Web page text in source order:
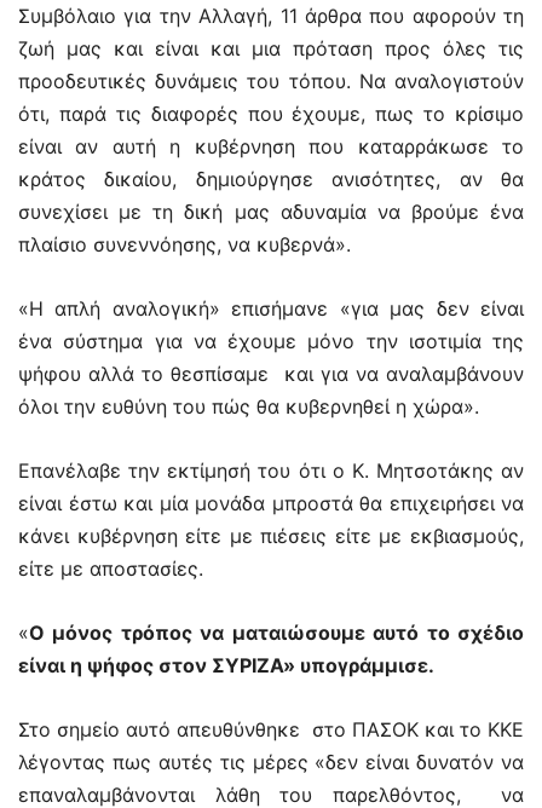
Συμβόλαιο για την Αλλαγή, 11 άρθρα που αφορούν τη
ζωή μας και είναι και μια πρόταση προς όλες τις
προοδευτικές δυνάμεις του τόπου. Να αναλογιστούν
ότι, παρά τις διαφορές που έχουμε, πως το κρίσιμο
είναι αν αυτή η κυβέρνηση που καταρράκωσε το
κράτος δικαίου, δημιούργησε ανισότητες, αν θα
συνεχίσει με τη δική μας αδυναμία να βρούμε ένα
πλαίσιο συνεννόησης, να κυβερνά».
«Η απλή αναλογική» επισήμανε «για μας δεν είναι
ένα σύστημα για να έχουμε μόνο την ισοτιμία της
ψήφου αλλά το θεσπίσαμε και για να αναλαμβάνουν
όλοι την ευθύνη του πώς θα κυβερνηθεί η χώρα».
Επανέλαβε την εκτίμησή του ότι ο Κ. Μητσοτάκης αν
είναι έστω και μία μονάδα μπροστά θα επιχειρήσει να
κάνει κυβέρνηση είτε με πιέσεις είτε με εκβιασμούς,
είτε με αποστασίες.
«Ο μόνος τρόπος να ματαιώσουμε αυτό το σχέδιο
είναι η ψήφος στον ΣΥΡΙΖΑ» υπογράμμισε.
Στο σημείο αυτό απευθύνθηκε στο ΠΑΣΟΚ και το ΚΚΕ
λέγοντας πως αυτές τις μέρες «δεν είναι δυνατόν να
επαναλαμβάνονται λάθη του παρελθόντος, να